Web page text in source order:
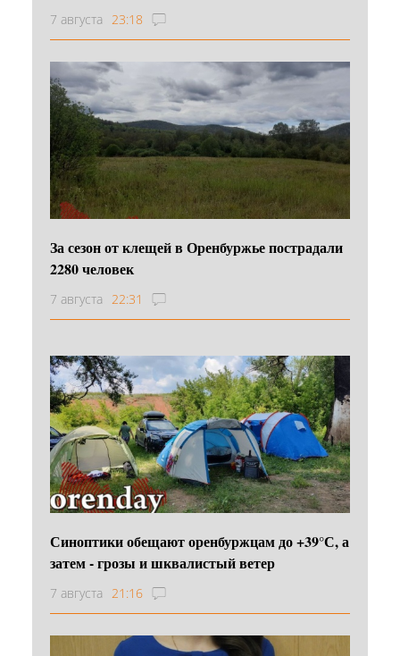
7 августа 23:18
За сезон от клещей в Оренбуржье пострадали
2280 человек
7 августа 22:31
Синоптики обещают оренбуржцам до +39°С, а
затем - грозы и шквалистый ветер
7 августа 21:16